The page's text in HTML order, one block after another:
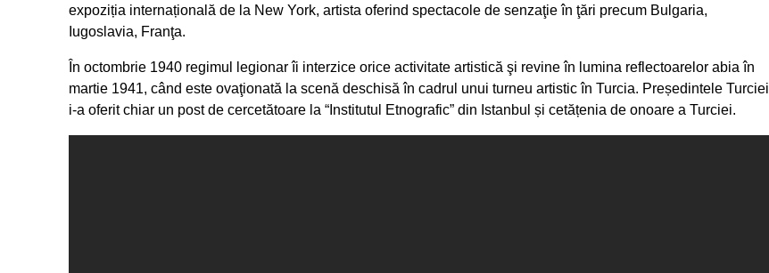
expoziția internațională de la New York, artista oferind spectacole de senzaţie în ţări precum Bulgaria,
Iugoslavia, Franţa.
În octombrie 1940 regimul legionar îi interzice orice activitate artistică şi revine în lumina reflectoarelor abia în
martie 1941, când este ovaţionată la scenă deschisă în cadrul unui turneu artistic în Turcia. Președintele Turciei
i-a oferit chiar un post de cercetătoare la “Institutul Etnografic” din Istanbul și cetățenia de onoare a Turciei.